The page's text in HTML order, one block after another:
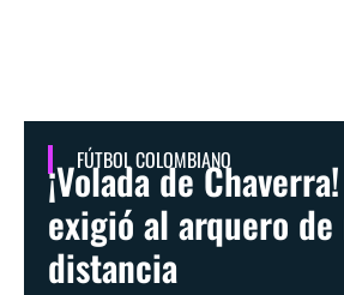
FÚTBOL COLOMBIANO
¡Volada de
exigió al arquero
distancia